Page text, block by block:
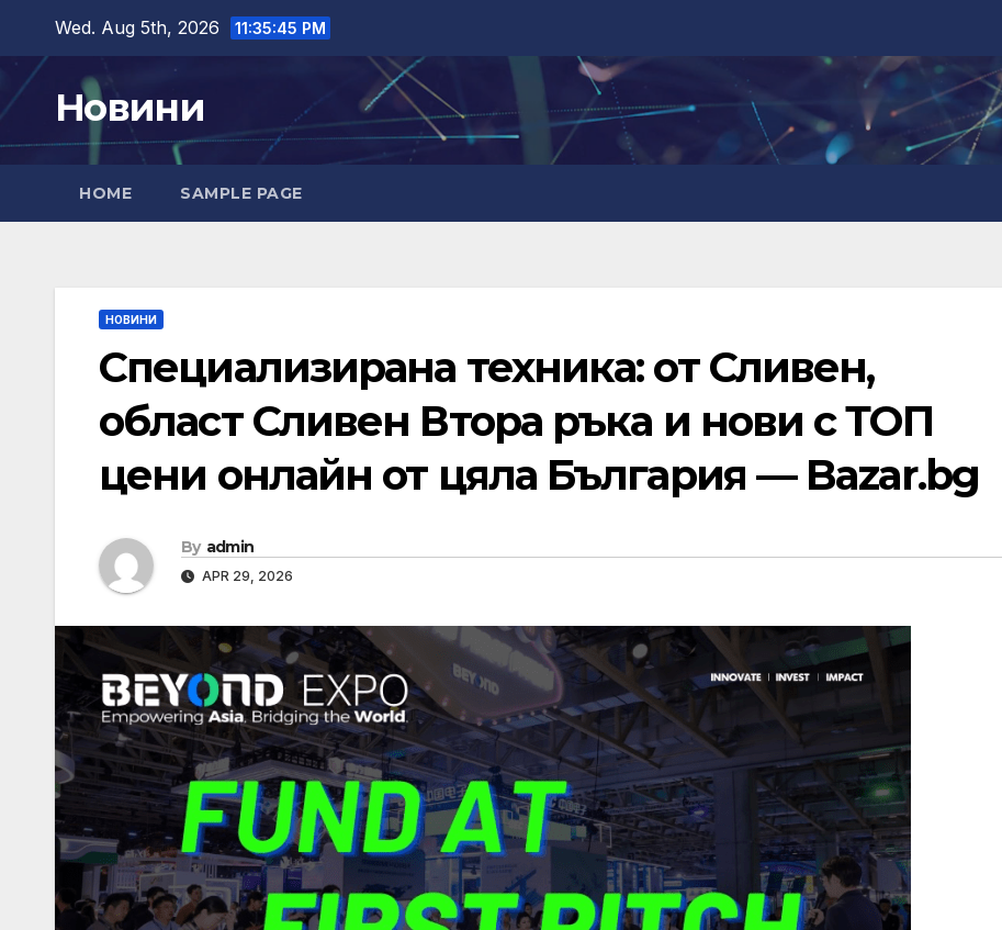
content
Wed. Aug 5th, 2026 11:35:46 PM
Новини
HOME SAMPLE PAGE
НОВИНИ
Специализирана техника: от Сливен,
област Сливен Втора ръка и нови с ТОП
цени онлайн от цяла България — Bazar.bg
By admin
APR 29, 2026